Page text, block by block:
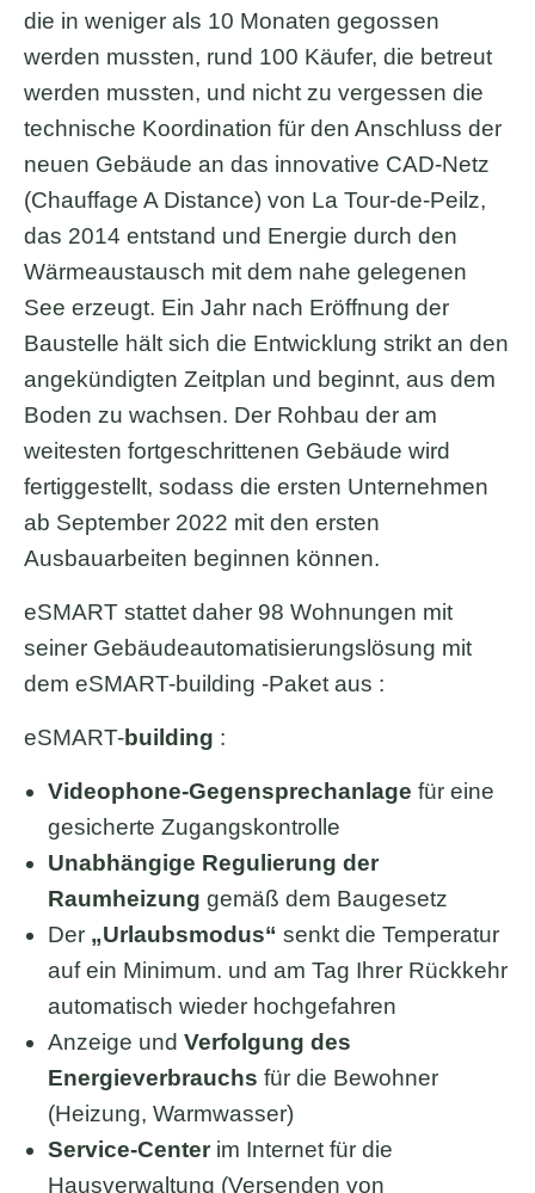
die in weniger als 10 Monaten gegossen
werden mussten, rund 100 Käufer, die betreut
werden mussten, und nicht zu vergessen die
technische Koordination für den Anschluss der
neuen Gebäude an das innovative CAD-Netz
(Chauffage A Distance) von La Tour-de-Peilz,
das 2014 entstand und Energie durch den
Wärmeaustausch mit dem nahe gelegenen
See erzeugt. Ein Jahr nach Eröffnung der
Baustelle hält sich die Entwicklung strikt an den
angekündigten Zeitplan und beginnt, aus dem
Boden zu wachsen. Der Rohbau der am
weitesten fortgeschrittenen Gebäude wird
fertiggestellt, sodass die ersten Unternehmen
ab September 2022 mit den ersten
Ausbauarbeiten beginnen können.
eSMART stattet daher 98 Wohnungen mit
seiner Gebäudeautomatisierungslösung mit
dem eSMART-building -Paket aus :
eSMART-building :
Videophone-Gegensprechanlage für eine
gesicherte Zugangskontrolle
Unabhängige Regulierung der
Raumheizung gemäß dem Baugesetz
Der „Urlaubsmodus“ senkt die Temperatur
auf ein Minimum. und am Tag Ihrer Rückkehr
automatisch wieder hochgefahren
Anzeige und Verfolgung des
Energieverbrauchs für die Bewohner
(Heizung, Warmwasser)
Service-Center im Internet für die
Hausverwaltung (Versenden von